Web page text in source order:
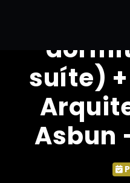
suíte)
Asbun